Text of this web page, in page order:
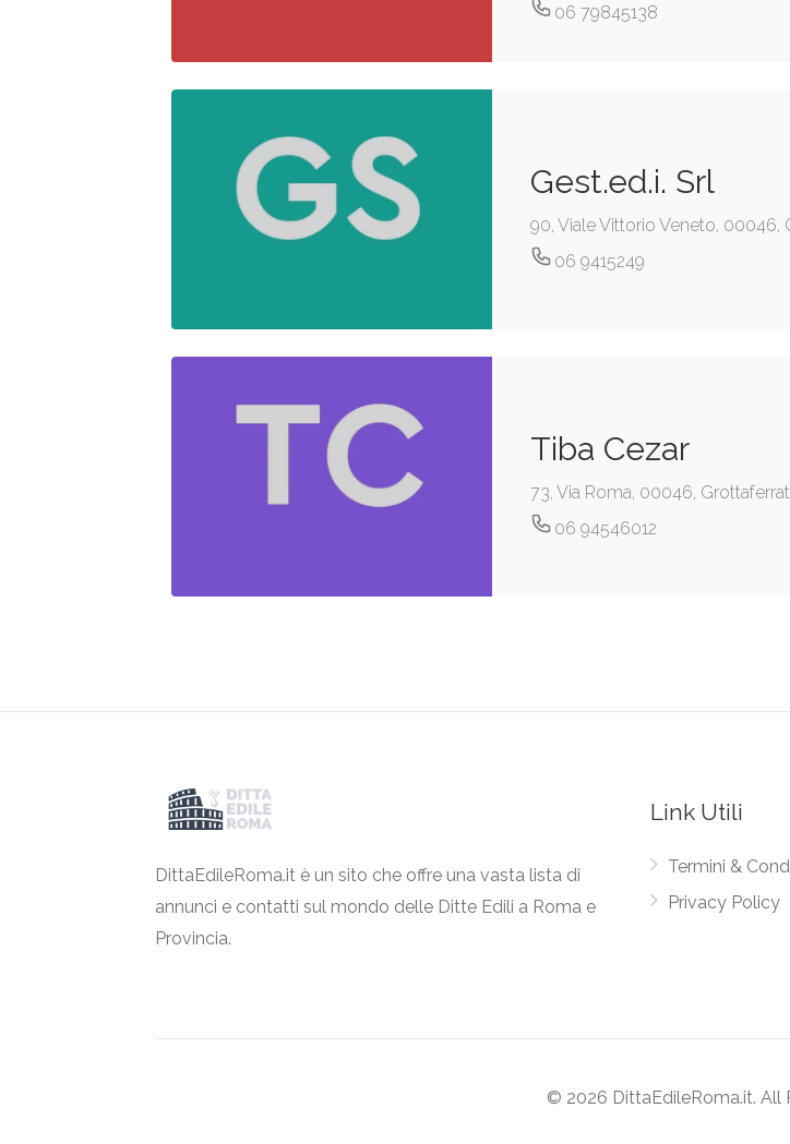
06 79845138
Gest.ed.i. Srl
90, Viale Vittorio Veneto, 00046,
06 9415249
Tiba Cezar
73, Via Roma, 00046,
06 94546012
DittaEdileRoma.it è un sito che offre una vasta lista di
annunci e contatti sul mondo delle Ditte Edili a Roma e
Provincia.
Link Utili
Termini &
Privacy Policy
© 2026 DittaEdileRoma.it. All